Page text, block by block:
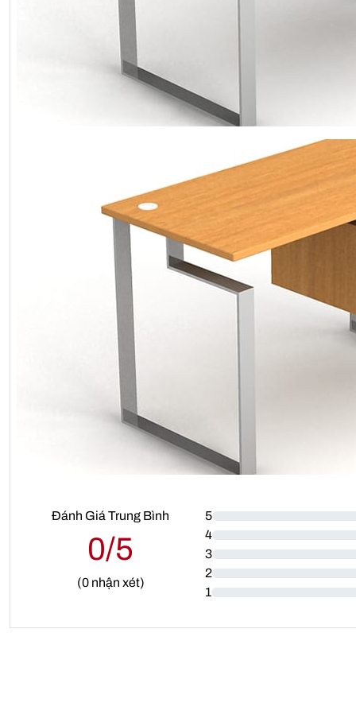
Đánh Giá Trung Bình
0/5
(0nhận xét)
5
4
3
2
1